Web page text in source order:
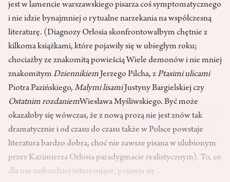
jest w lamencie warszawskiego pisarza coś symptomatycznego
i nie idzie bynajmniej o rytualne narzekania na współczesną
literaturę. (Diagnozy Orłosia skonfrontowałbym chętnie z
kilkoma książkami, które pojawiły się w ubiegłym roku;
chociażby ze znakomitą powieścią Wiele demonów i nie mniej
znakomitymDziennikiem Jerzego Pilcha, zPtasimi ulicami
Piotra Pazińskiego, Małymi lisamiJustyny Bargielskiej czy
Ostatnim rozdaniemWiesława Myśliwskiego. Być może
okazałoby się wówczas, że z nową prozą nie jest znów tak
dramatycznie i od czasu do czasu także w Polsce powstaje
literatura bardzo dobra, choć nie zawsze pisana w ulubionym
przez Kazimierza Orłosia paradygmacie realistycznym). To, co
dla nas najbardziej interesujące, pojawia się…